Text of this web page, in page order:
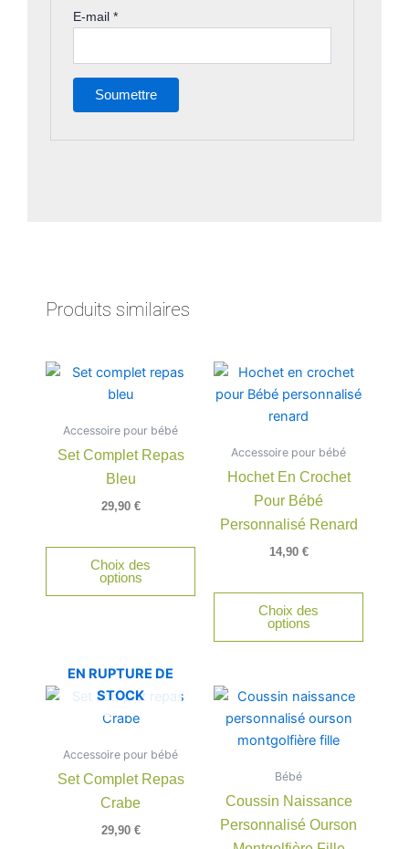
E-mail*
Produits similaires
Accessoire pour bébé
Set Complet Repas
Bleu
29,90 €
Choix des
options
produit
variations.
peuvent
être
Accessoire pour bébé
Hochet En Crochet
Pour Bébé
Personnalisé Renard
14,90 €
Choix des
options
EN RUPTURE DE
STOCK
Accessoire pour bébé
Set Complet Repas
Crabe
29,90 €
produit
options
Bébé
Coussin Naissance
Personnalisé Ourson
Plage
prix :
7,00 €